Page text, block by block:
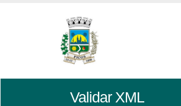
Validar XML